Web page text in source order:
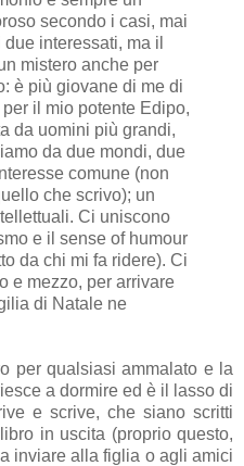
secondo i casi, mai
interessati, ma il
mistero anche per
è più giovane di me di
il mio potente Edipo,
da uomini più grandi,
da due mondi, due
comune (non
che scrivo); un
Ci uniscono
e il sense of humour
da chi mi fa ridere). Ci
e mezzo, per arrivare
di Natale ne
per qualsiasi ammalato e la
a dormire ed è il lasso di
e scrive, che siano scritti
in uscita (proprio questo,
inviare alla figlia o agli amici